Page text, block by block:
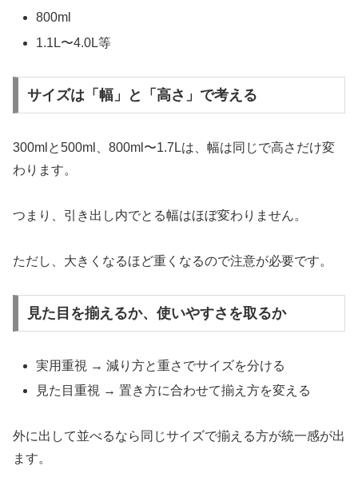
800ml
1.1L〜4.0L等
サイズは「幅」と「高さ」で考える
300mlと500ml、800ml〜1.7Lは、幅は同じで高さだけ変
わります。
つまり、引き出し内でとる幅はほぼ変わりません。
ただし、大きくなるほど重くなるので注意が必要です。
見た目を揃えるか、使いやすさを取るか
実用重視 → 減り方と重さでサイズを分ける
見た目重視 → 置き方に合わせて揃え方を変える
外に出して並べるなら同じサイズで揃える方が統一感が出
ます。